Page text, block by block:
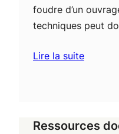
foudre d’un
techniques peut
Lire la suite
Ressources